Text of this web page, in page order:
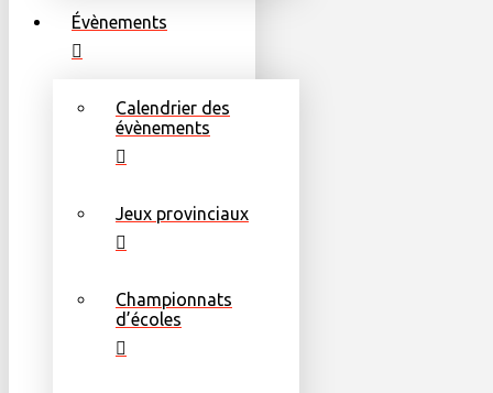
Évènements
Calendrier des
évènements
Jeux provinciaux
Championnats
d’écoles